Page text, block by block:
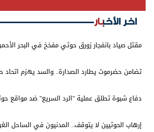
اخر الأخبار
مقتل صياد بانفجار زورق حوثي مفخخ في البحر
تضامن حضرموت يطارد الصدارة.. والسد يهزم اتحاد
دفاع شبوة تطلق عملية "الرد السريع" ضد مواقع
إرهاب الحوثيين لا يتوقف.. المدنيون في الساحل